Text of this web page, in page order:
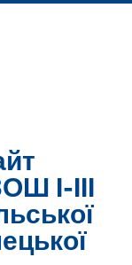
І-ІІІ